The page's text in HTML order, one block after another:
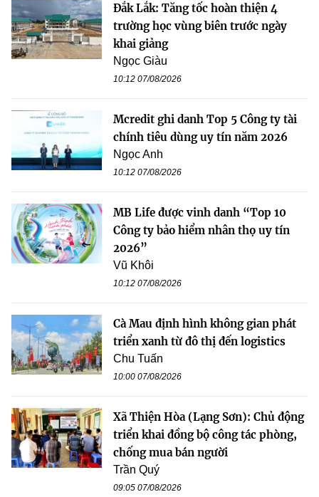
Đắk Lắk: Tăng tốc hoàn thiện 4
trường học vùng biên trước ngày
khai giảng
Ngọc Giàu
10:12 07/08/2026
Mcredit ghi danh Top 5 Công ty tài
chính tiêu dùng uy tín năm 2026
Ngọc Anh
10:12 07/08/2026
MB Life được vinh danh “Top 10
Công ty bảo hiểm nhân thọ uy tín
2026”
Vũ Khôi
10:12 07/08/2026
Cà Mau định hình không gian phát
triển xanh từ đô thị đến logistics
Chu Tuấn
10:00 07/08/2026
Xã Thiện Hòa (Lạng Sơn): Chủ động
triển khai đồng bộ công tác phòng,
chống mua bán người
Trần Quý
09:05 07/08/2026